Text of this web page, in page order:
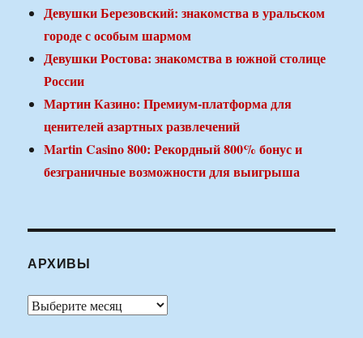
Девушки Березовский: знакомства в уральском
городе с особым шармом
Девушки Ростова: знакомства в южной столице
России
Мартин Казино: Премиум-платформа для
ценителей азартных развлечений
Martin Casino 800: Рекордный 800% бонус и
безграничные возможности для выигрыша
АРХИВЫ
Архивы